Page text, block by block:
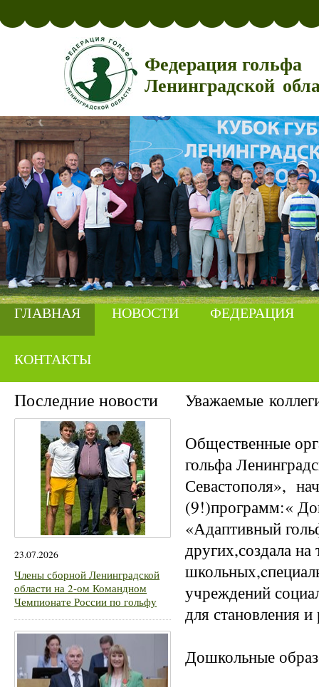
Федерация гольфа
Ленинградской
ГЛАВНАЯ НОВОСТИ ФЕДЕРАЦИЯ
КОНТАКТЫ
Последние новости
23.07.2026
Члены сборной Ленинградской
области на 2-ом Командном
Чемпионате России по гольфу
Уважаемые
Общественные
гольфа
Севастополя»,
(9!)программ:«
«Адаптивный
других,создала
учреждений
для становления
Дошкольные